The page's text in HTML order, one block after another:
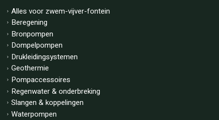
Alles voor zwem-vijver-fontein
Beregening
Bronpompen
Dompelpompen
Drukleidingsystemen
Geothermie
Pompaccessoires
Regenwater & onderbreking
Slangen & koppelingen
Waterpompen